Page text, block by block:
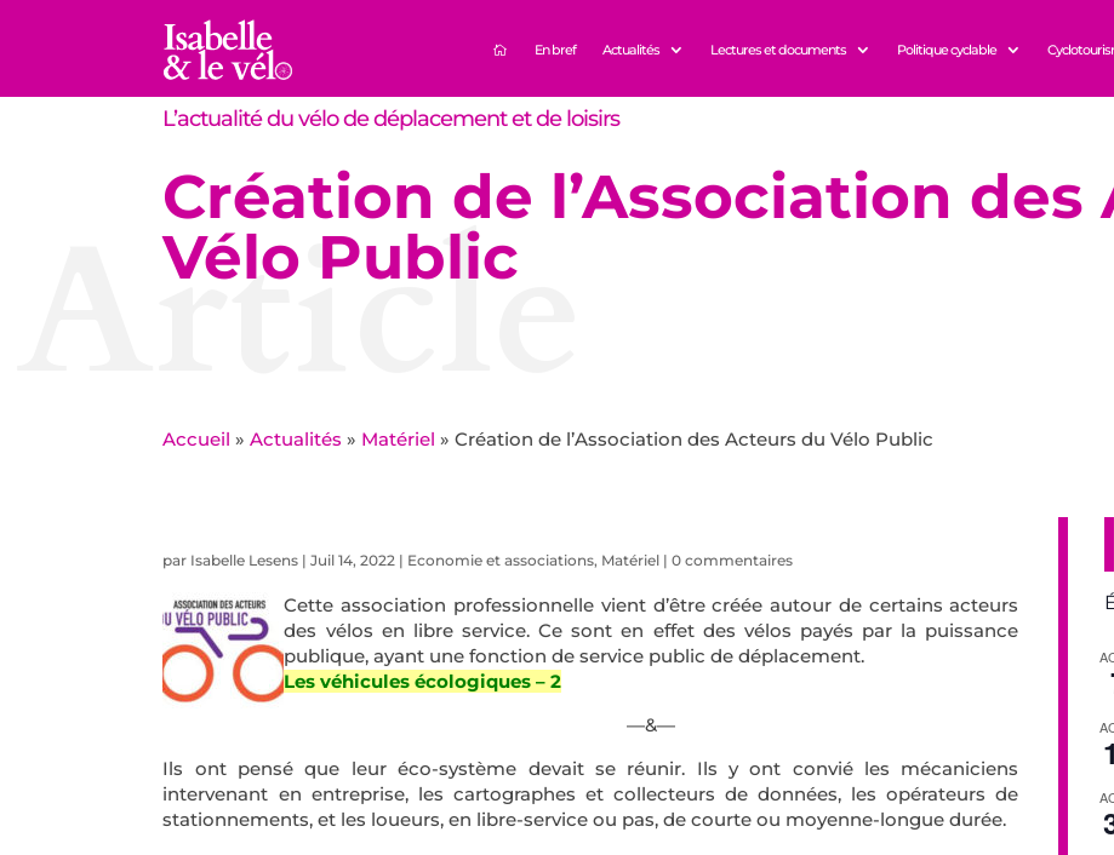
En bref Actualités Lectures et documents Politique cyclable
L’actualité du vélo de déplacement et de loisirs
Création de l’Association des
Vélo Public
Article
Accueil »Actualités » Matériel »Création de l’Association des Acteurs du Vélo Public
par Isabelle Lesens |Juil 14, 2022 | Economie et associations, Matériel |0 commentaires
Cette association professionnelle vient d’être créée autour de certains acteurs
des vélos en libre service. Ce sont en effet des vélos payés par la puissance
publique, ayant une fonction de service public de déplacement.
Les véhicules écologiques – 2
—&—
Ils ont pensé que leur éco-système devait se réunir. Ils y ont convié les mécaniciens
intervenant en entreprise, les cartographes et collecteurs de données, les opérateurs de
stationnements, et les loueurs, en libre-service ou pas, de courte ou moyenne-longue durée.